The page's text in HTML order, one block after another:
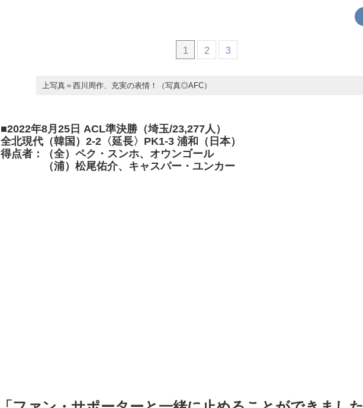
1 2 3
上写真＝西川周作、充実の表情！（写真◎AFC）
■2022年8月25日 ACL準決勝（埼玉/23,277人）
全北現代（韓国）2-2〈延長〉PK1-3 浦和（日本）
得点者：（全）ペク・スンホ、オウンゴール
（浦）松尾佑介、キャスパー・ユンカー